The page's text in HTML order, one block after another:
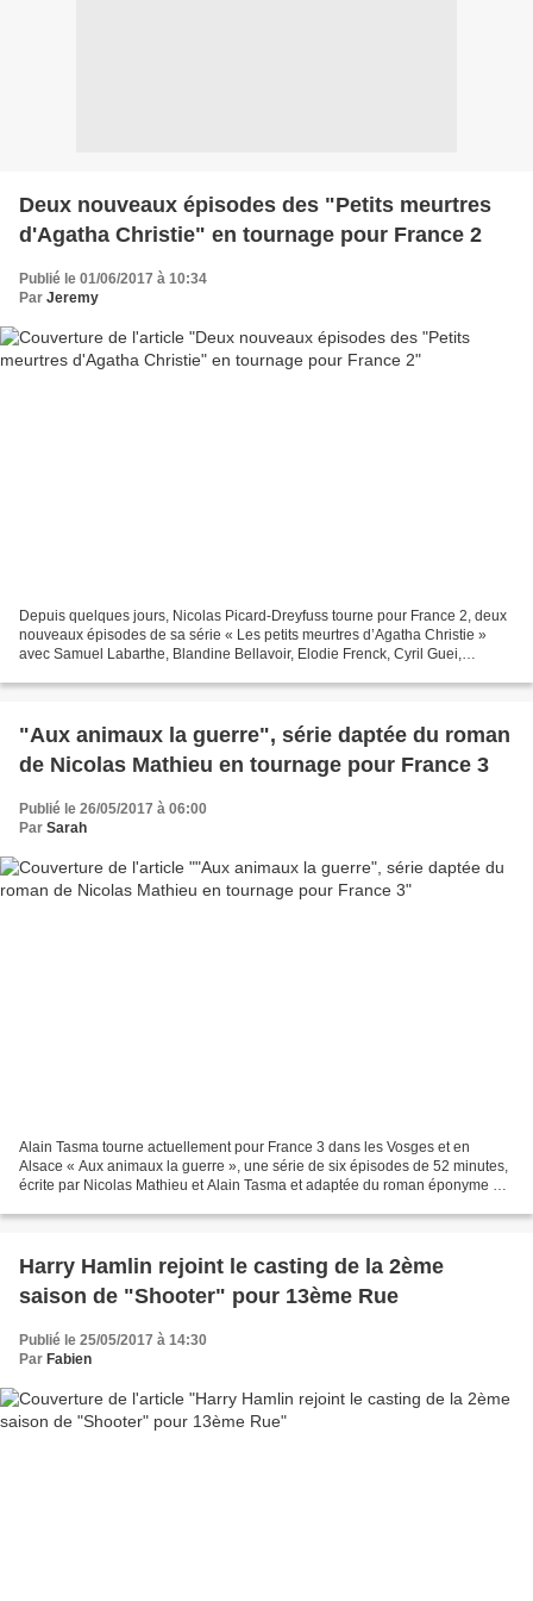
Deux nouveaux épisodes des "Petits meurtres
d'Agatha Christie" en tournage pour France 2
Publié le 01/06/2017 à 10:34
Par Jeremy
Depuis quelques jours, Nicolas Picard-Dreyfuss tourne pour France 2, deux
nouveaux épisodes de sa série « Les petits meurtres d’Agatha Christie »
avec Samuel Labarthe, Blandine Bellavoir, Elodie Frenck, Cyril Guei,
"Aux animaux la guerre", série daptée du roman
de Nicolas Mathieu en tournage pour France 3
Publié le 26/05/2017 à 06:00
Par Sarah
Alain Tasma tourne actuellement pour France 3 dans les Vosges et en
Alsace « Aux animaux la guerre », une série de six épisodes de 52 minutes,
écrite par Nicolas Mathieu et Alain Tasma et adaptée du roman éponyme de
Harry Hamlin rejoint le casting de la 2ème
saison de "Shooter" pour 13ème Rue
Publié le 25/05/2017 à 14:30
Par Fabien